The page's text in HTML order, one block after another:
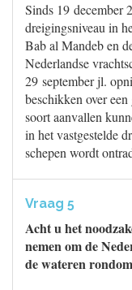
Sinds 19 december
dreigingsniveau in
Bab al Mandeb en
Nederlandse
29 september jl.
beschikken over
soort aanvallen
in het vastgestelde
schepen wordt
Vraag 5
Acht u het
nemen om de
de wateren